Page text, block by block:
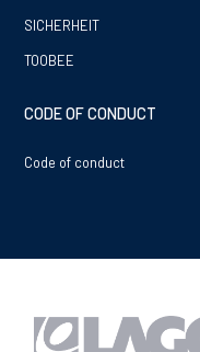
SICHERHEIT
TOOBEE
CODE OF CONDUCT
Code of conduct